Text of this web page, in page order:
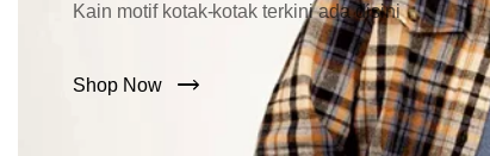
Kain motif kotak-kotak terkini ada disini
Shop Now